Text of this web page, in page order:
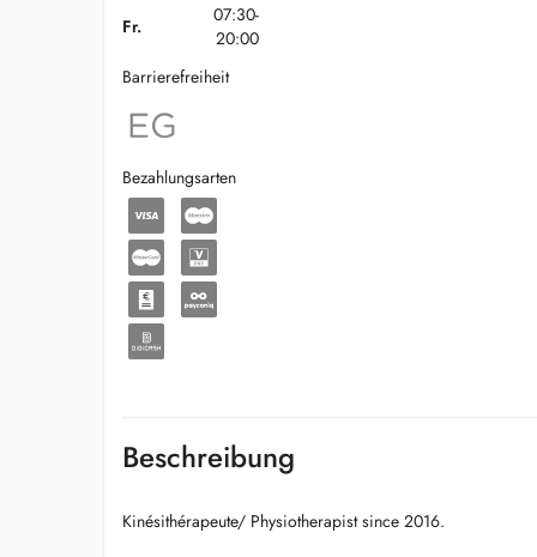
Fr.
07:30-
20:00
Barrierefreiheit
Bezahlungsarten
Beschreibung
Kinésithérapeute/ Physiotherapist since 2016.